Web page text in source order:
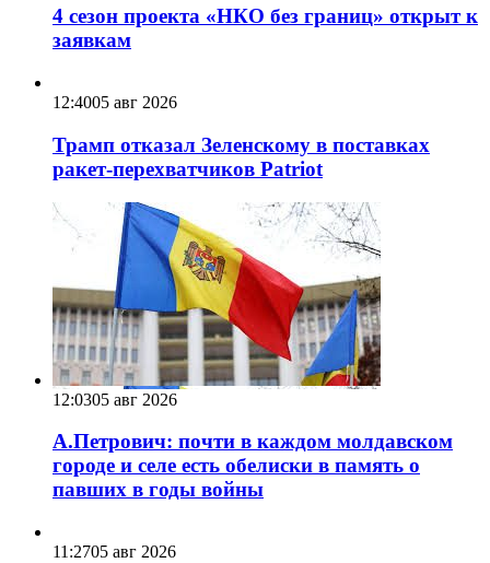
4 сезон проекта «НКО без границ» открыт к
заявкам
12:4005 авг 2026
Трамп отказал Зеленскому в поставках
ракет-перехватчиков Patriot
12:0305 авг 2026
А.Петрович: почти в каждом молдавском
городе и селе есть обелиски в память о
павших в годы войны
11:2705 авг 2026